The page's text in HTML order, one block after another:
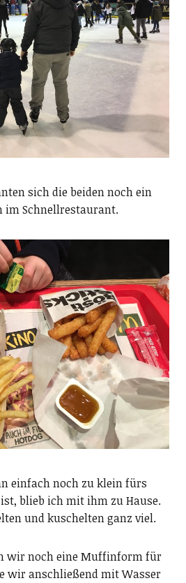
sich die beiden noch ein
im Schnellrestaurant.
einfach noch zu klein fürs
blieb ich mit ihm zu Hause.
und kuschelten ganz viel.
wir noch eine Muffinform für
wir anschließend mit Wasser